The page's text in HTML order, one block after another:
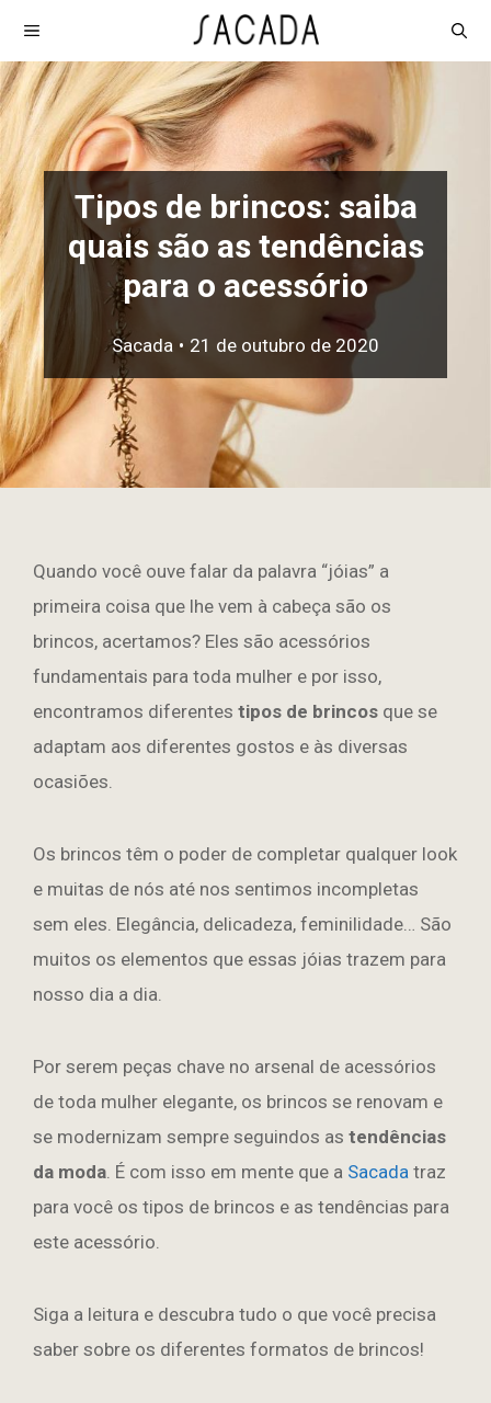
o
conteúdo
MENU
Tipos de brincos: saiba
quais são as tendências
para o acessório
Sacada • 21 de outubro de 2020
Quando você ouve falar da palavra “jóias” a
primeira coisa que lhe vem à cabeça são os
brincos, acertamos? Eles são acessórios
fundamentais para toda mulher e por isso,
encontramos diferentes tipos de brincos que se
adaptam aos diferentes gostos e às diversas
ocasiões.
Os brincos têm o poder de completar qualquer look
e muitas de nós até nos sentimos incompletas
sem eles. Elegância, delicadeza, feminilidade… São
muitos os elementos que essas jóias trazem para
nosso dia a dia.
Por serem peças chave no arsenal de acessórios
de toda mulher elegante, os brincos se renovam e
se modernizam sempre seguindos as tendências
da moda. É com isso em mente que a Sacada traz
para você os tipos de brincos e as tendências para
este acessório.
Siga a leitura e descubra tudo o que você precisa
saber sobre os diferentes formatos de brincos!